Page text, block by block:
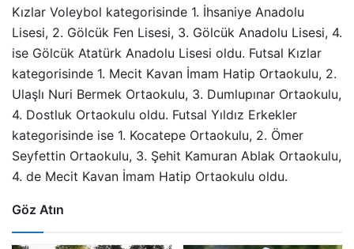
Kızlar Voleybol kategorisinde 1. İhsaniye Anadolu
Lisesi, 2. Gölcük Fen Lisesi, 3. Gölcük Anadolu Lisesi, 4.
ise Gölcük Atatürk Anadolu Lisesi oldu. Futsal Kızlar
kategorisinde 1. Mecit Kavan İmam Hatip Ortaokulu, 2.
Ulaşlı Nuri Bermek Ortaokulu, 3. Dumlupınar Ortaokulu,
4. Dostluk Ortaokulu oldu. Futsal Yıldız Erkekler
kategorisinde ise 1. Kocatepe Ortaokulu, 2. Ömer
Seyfettin Ortaokulu, 3. Şehit Kamuran Ablak Ortaokulu,
4. de Mecit Kavan İmam Hatip Ortaokulu oldu.
Göz Atın